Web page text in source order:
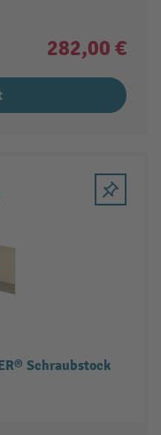
282,00 €
Schraubstock